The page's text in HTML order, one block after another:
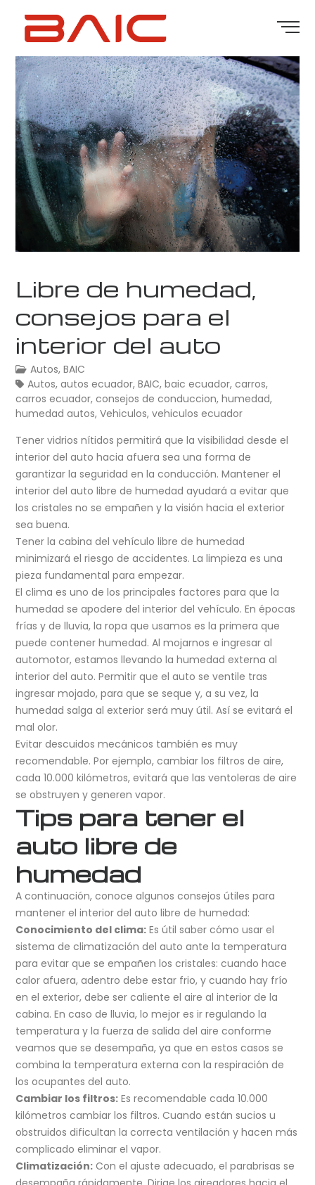
Libre de humedad,
consejos para el
interior del auto
Autos,BAIC
Autos,autos ecuador,BAIC,baic ecuador,carros,
carros ecuador,consejos de conduccion,humedad,
humedad autos,Vehiculos,vehiculos ecuador
Tener vidrios nítidos permitirá que la visibilidad desde el
interior del auto hacia afuera sea una forma de
garantizar la seguridad en la conducción. Mantener el
interior del auto libre de humedad ayudará a evitar que
los cristales no se empañen y la visión hacia el exterior
sea buena.
Tener la cabina del vehículo libre de humedad
minimizará el riesgo de accidentes. La limpieza es una
pieza fundamental para empezar.
El clima es uno de los principales factores para que la
humedad se apodere del interior del vehículo. En épocas
frías y de lluvia, la ropa que usamos es la primera que
puede contener humedad. Al mojarnos e ingresar al
automotor, estamos llevando la humedad externa al
interior del auto. Permitir que el auto se ventile tras
ingresar mojado, para que se seque y, a su vez, la
humedad salga al exterior será muy útil. Así se evitará el
mal olor.
Evitar descuidos mecánicos también es muy
recomendable. Por ejemplo, cambiar los filtros de aire,
cada 10.000 kilómetros, evitará que las ventoleras de aire
se obstruyen y generen vapor.
Tips para tener el
auto libre de
humedad
A continuación, conoce algunos consejos útiles para
mantener el interior del auto libre de humedad:
Conocimiento del clima: Es útil saber cómo usar el
sistema de climatización del auto ante la temperatura
para evitar que se empañen los cristales: cuando hace
calor afuera, adentro debe estar frio, y cuando hay frío
en el exterior, debe ser caliente el aire al interior de la
cabina. En caso de lluvia, lo mejor es ir regulando la
temperatura y la fuerza de salida del aire conforme
veamos que se desempaña, ya que en estos casos se
combina la temperatura externa con la respiración de
los ocupantes del auto.
Cambiar los filtros: Es recomendable cada 10.000
kilómetros cambiar los filtros. Cuando están sucios u
obstruidos dificultan la correcta ventilación y hacen más
complicado eliminar el vapor.
Climatización: Con el ajuste adecuado, el parabrisas se